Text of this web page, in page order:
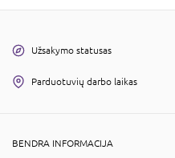
Užsakymo statusas
Parduotuvių darbo laikas
BENDRA INFORMACIJA